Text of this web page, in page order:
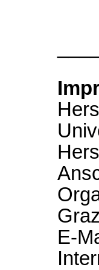
E-